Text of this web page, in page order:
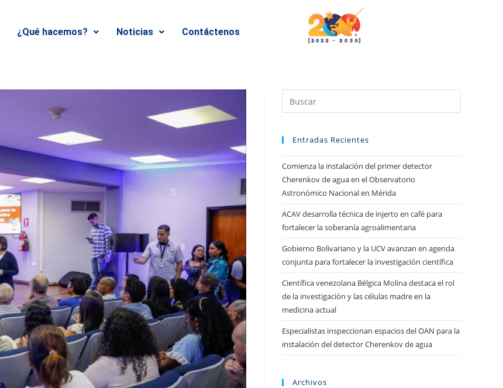
¿Qué hacemos? Noticias Contáctenos
Entradas Recientes
Comienza la instalación del primer detector
Cherenkov de agua en el Observatorio
Astronómico Nacional en Mérida
ACAV desarrolla técnica de injerto en café para
fortalecer la soberanía agroalimentaria
Gobierno Bolivariano y la UCV avanzan en agenda
conjunta para fortalecer la investigación científica
Científica venezolana Bélgica Molina destaca el rol
de la investigación y las células madre en la
medicina actual
Especialistas inspeccionan espacios del OAN para la
instalación del detector Cherenkov de agua
Archivos